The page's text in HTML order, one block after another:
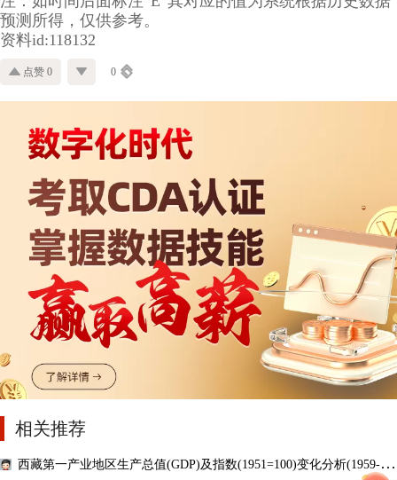
预测所得，仅供参考。
资料id:118132
点赞 0 0
相关推荐
西藏第一产业地区生产总值(GDP)及指数(1951=100)变化分析(1959-20